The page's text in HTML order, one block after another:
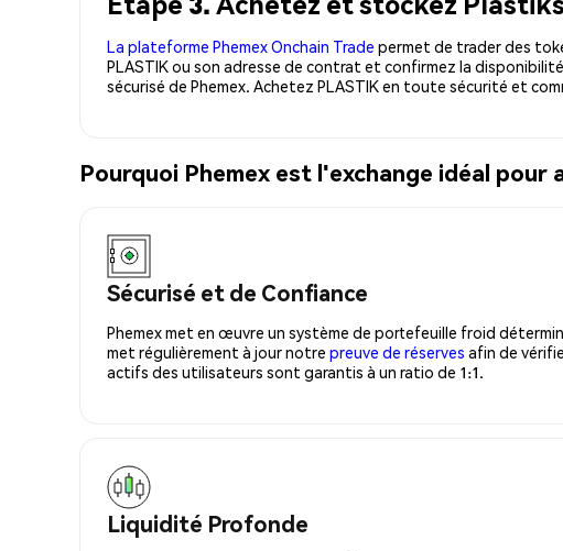
La plateforme Phemex Onchain Trade permet de trader des
PLASTIK ou son adresse de contrat et confirmez la
sécurisé de Phemex. Achetez PLASTIK en toute sécurité et
Pourquoi Phemex est l'exchange idéal
Sécurisé et de Confiance
Phemex met en œuvre un système de portefeuille froid
met régulièrement à jour notre preuve de réserves afin de
actifs des utilisateurs sont garantis à un ratio de 1:1.
Liquidité Profonde